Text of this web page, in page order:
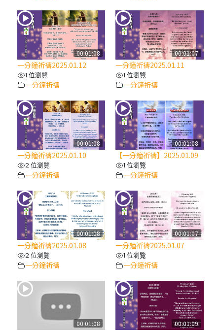
00:01:08
一分鐘祈禱2025.01.12
1 位瀏覽
一分鐘祈禱
00:01:07
一分鐘祈禱2025.01.11
1 位瀏覽
一分鐘祈禱
00:01:08
一分鐘祈禱2025.01.10
2 位瀏覽
一分鐘祈禱
00:01:08
【一分鐘祈禱】2025.01.09
1 位瀏覽
一分鐘祈禱
00:01:08
一分鐘祈禱2025.01.08
2 位瀏覽
一分鐘祈禱
00:01:07
一分鐘祈禱2025.01.07
1 位瀏覽
一分鐘祈禱
00:01:08 00:01:09